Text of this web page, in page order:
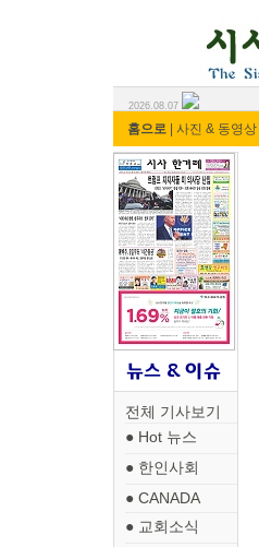
2026.08.07
홈으로 사진 & 동영상
전체 기사보기
● Hot 뉴스
● 한인사회
● CANADA
● 교회소식